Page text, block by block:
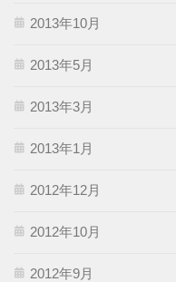
2013年10月
2013年5月
2013年3月
2013年1月
2012年12月
2012年10月
2012年9月